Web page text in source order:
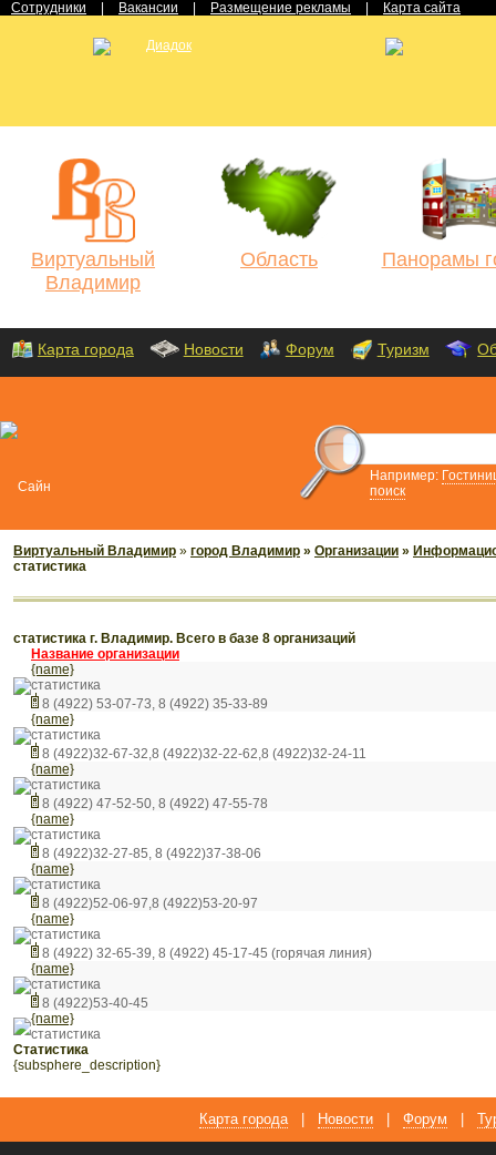
Сотрудники Вакансии Размещение рекламы Карта сайта
Виртуальный
Владимир
Область Панорамы
Карта города Новости Форум Туризм
Например:
поиск
Виртуальный Владимир » город Владимир » Организации »
статистика
статистика г. Владимир. Всего в базе 8 организаций
Название организации
{name}
статистика
8 (4922) 53-07-73, 8 (4922) 35-33-89
{name}
статистика
8 (4922)32-67-32,8 (4922)32-22-62,8 (4922)32-24-11
{name}
статистика
8 (4922) 47-52-50, 8 (4922) 47-55-78
{name}
статистика
8 (4922)32-27-85, 8 (4922)37-38-06
{name}
статистика
8 (4922)52-06-97,8 (4922)53-20-97
{name}
статистика
8 (4922) 32-65-39, 8 (4922) 45-17-45 (горячая линия)
{name}
статистика
8 (4922)53-40-45
{name}
статистика
статистика
{subsphere_description}
Карта города Новости Форум